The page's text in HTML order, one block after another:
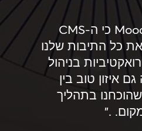
"בחרנו ב-Mood Media כי ה-CMS
כל התיבות שלנו
בניהול
איזון טוב בין
שהוכחנו בתהליך
."